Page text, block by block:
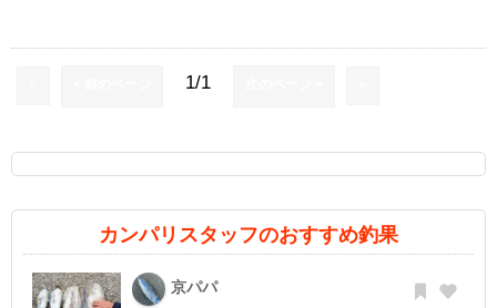
1/1
カンパリスタッフのおすすめ釣果
京パパ